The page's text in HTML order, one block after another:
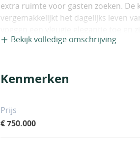
extra ruimte voor gasten zoeken.
vergemakkelijkt het dagelijks leven
rijwoning een privétuin, perfect om
warme zomerdagen. Het solarium is
tot stedelijke voorzieningen. De
opslag, waardoor de orde in huis
Bekijk volledige omschrijving
Kenmerken
Prijs
€ 750.000